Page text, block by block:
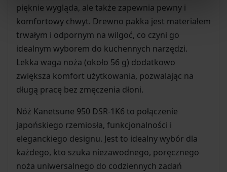
pięknie wygląda, ale także zapewnia pewny i
komfortowy chwyt. Drewno pakka jest materiałem
trwałym i odpornym na wilgoć, co czyni go
idealnym wyborem do kuchennych narzędzi.
Lekka waga noża (około 56 g) dodatkowo
zwiększa komfort użytkowania, pozwalając na
długą pracę bez zmęczenia dłoni.
Nóż Kanetsune 950 DSR-1K6 to połączenie
japońskiego rzemiosła, funkcjonalności i
eleganckiego designu. Jest to idealny wybór dla
każdego, kto szuka niezawodnego, poręcznego
noża uniwersalnego do codziennych zadań